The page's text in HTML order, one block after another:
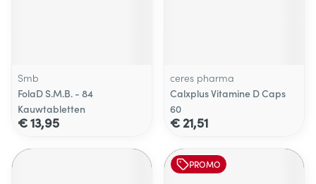
Smb
FolaD S.M.B. - 84
Kauwtabletten
€ 13,95
ceres pharma
Calxplus Vitamine D Caps
60
€ 21,51
PROMO